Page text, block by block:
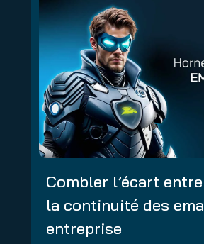
Combler l’écart
la continuité des
entreprise